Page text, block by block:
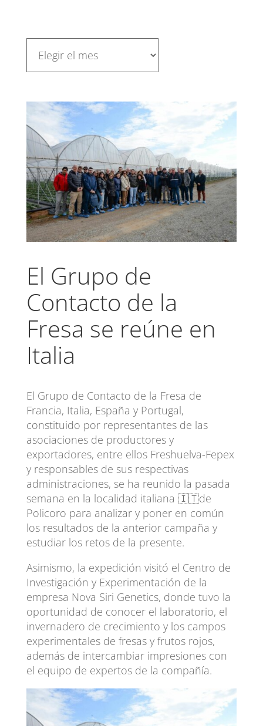
El Grupo de
Contacto de la
Fresa se reúne en
Italia
El Grupo de Contacto de la Fresa de
Francia, Italia, España y Portugal,
constituido por representantes de las
asociaciones de productores y
exportadores, entre ellos Freshuelva-Fepex
y responsables de sus respectivas
administraciones, se ha reunido la pasada
semana en la localidad italiana 🇮🇹de
Policoro para analizar y poner en común
los resultados de la anterior campaña y
estudiar los retos de la presente.
Asimismo, la expedición visitó el Centro de
Investigación y Experimentación de la
empresa Nova Siri Genetics, donde tuvo la
oportunidad de conocer el laboratorio, el
invernadero de crecimiento y los campos
experimentales de fresas y frutos rojos,
además de intercambiar impresiones con
el equipo de expertos de la compañía.